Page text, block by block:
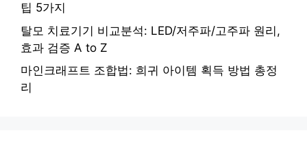
팁 5가지
탈모 치료기기 비교분석: LED/저주파/고주파 원리,
효과 검증 A to Z
마인크래프트 조합법: 희귀 아이템 획득 방법 총정
리